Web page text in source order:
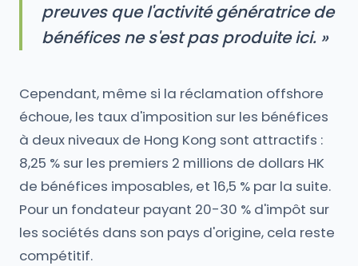
preuves que l'activité génératrice de
bénéfices ne s'est pas produite ici. »
Cependant, même si la réclamation offshore
échoue, les taux d'imposition sur les bénéfices
à deux niveaux de Hong Kong sont attractifs :
8,25 % sur les premiers 2 millions de dollars HK
de bénéfices imposables, et 16,5 % par la suite.
Pour un fondateur payant 20-30 % d'impôt sur
les sociétés dans son pays d'origine, cela reste
compétitif.